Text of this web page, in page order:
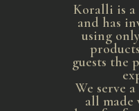
Koralli is
and has
using
guests the
We serve
all made